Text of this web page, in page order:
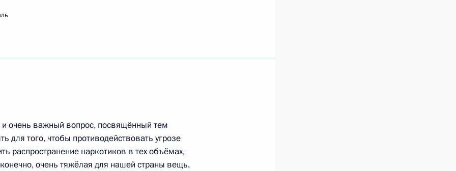
области
1
очень важный вопрос, посвящённый тем
того, чтобы противодействовать угрозе
распространение наркотиков в тех объёмах,
конечно, очень тяжёлая для нашей страны вещь.